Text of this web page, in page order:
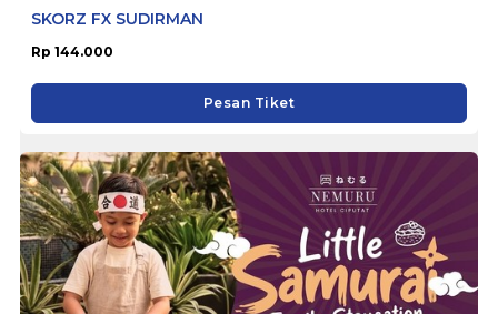
SKORZ FX SUDIRMAN
Rp 144.000
Pesan Tiket